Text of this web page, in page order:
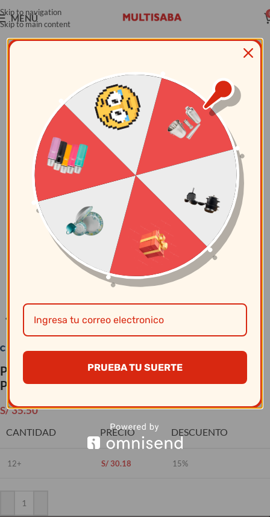
Skip to navigation
Skip to main content
MENÚ
Plato Pando 21.7 Cm Ancestral Moon
Pa1944892012
S/35.50
CANTIDAD PRECIO DESCUENTO
12+ S/ 30.18 15%
PRUEBA TU SUERTE